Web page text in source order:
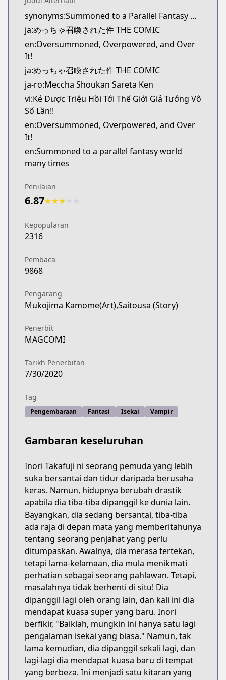
Kitsu
https://kitsu.app/manga/57931
CDJapan
CDJapan
MangaUpdates
MangaUpdates
novelUpdates
novelUpdates
https://www.novelupdates.com/series/i-was-
Book☆Walker
https://bookwalker.jp/series/275215/list
Official English
https://j-novel.club/series/oversummoned-
synonyms:Summoned to a Parallel Fantasy World Many Times
ja:めっちゃ召喚された件 THE COMIC
en:Oversummoned, Overpowered, and Over
It!
ja:めっちゃ召喚された件 THE COMIC
ja-ro:Meccha Shoukan Sareta Ken
vi:Kẻ Được Triệu Hồi Tới Thế Giới Giả Tưởng Vô
Số Lần!!
en:Oversummoned, Overpowered, and Over
It!
en:Summoned to a parallel fantasy world
many times
Penilaian
6.87★★★
Kepopularan
2316
Pembaca
9868
Pengarang
Mukojima Kamome(Art),Saitousa (Story)
Penerbit
MAGCOMI
Tarikh Penerbitan
7/30/2020
Tag
Pengembaraan Fantasi Isekai Vampir
Gambaran keseluruhan
Inori Takafuji ni seorang pemuda yang lebih
suka bersantai dan tidur daripada berusaha
keras. Namun, hidupnya berubah drastik
apabila dia tiba-tiba dipanggil ke dunia lain.
Bayangkan, dia sedang bersantai, tiba-tiba
ada raja di depan mata yang memberitahunya
tentang seorang penjahat yang perlu
ditumpaskan. Awalnya, dia merasa tertekan,
tetapi lama-kelamaan, dia mula menikmati
perhatian sebagai seorang pahlawan. Tetapi,
masalahnya tidak berhenti di situ! Dia
dipanggil lagi oleh orang lain, dan kali ini dia
mendapat kuasa super yang baru. Inori
berfikir, "Baiklah, mungkin ini hanya satu lagi
pengalaman isekai yang biasa." Namun, tak
lama kemudian, dia dipanggil sekali lagi, dan
lagi-lagi dia mendapat kuasa baru di tempat
yang berbeza. Ini menjadi satu kitaran yang